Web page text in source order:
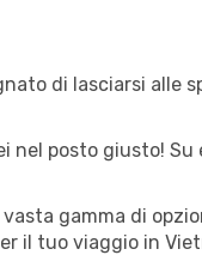
di lasciarsi alle
nel posto giusto! Su
gamma di
il tuo viaggio in